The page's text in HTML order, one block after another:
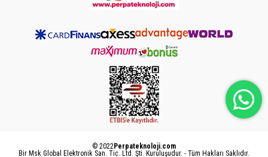
© 2022Perpateknoloji.com
Bir Msk Global Elektronik San. Tic. Ltd. Şti. Kuruluşudur. - Tüm Hakları Saklıdır.